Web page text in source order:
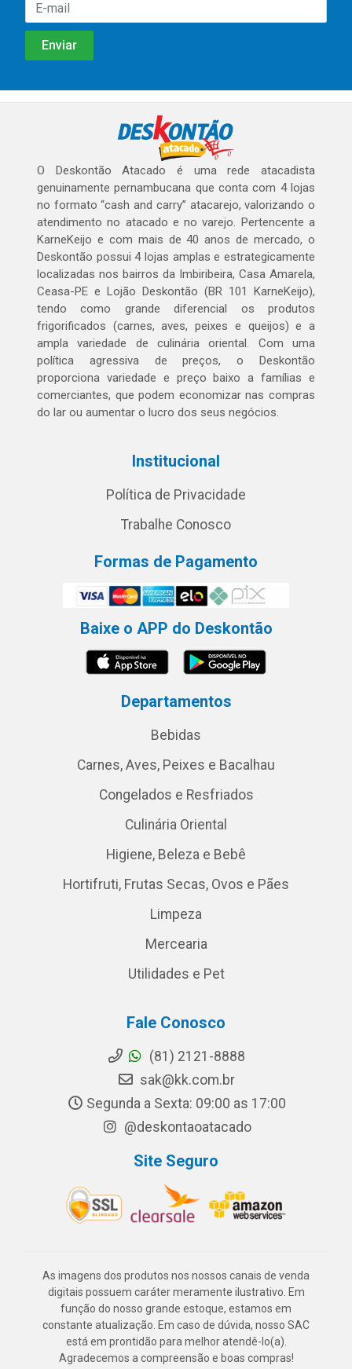
O Deskontão Atacado é uma rede atacadista
genuinamente pernambucana que conta com 4 lojas
no formato “cash and carry” atacarejo, valorizando o
atendimento no atacado e no varejo. Pertencente a
KarneKeijo e com mais de 40 anos de mercado, o
Deskontão possui 4 lojas amplas e estrategicamente
localizadas nos bairros da Imbiribeira, Casa Amarela,
Ceasa-PE e Lojão Deskontão (BR 101 KarneKeijo),
tendo como grande diferencial os produtos
frigorificados (carnes, aves, peixes e queijos) e a
ampla variedade de culinária oriental. Com uma
política agressiva de preços, o Deskontão
proporciona variedade e preço baixo a famílias e
comerciantes, que podem economizar nas compras
do lar ou aumentar o lucro dos seus negócios.
Institucional
Política de Privacidade
Trabalhe Conosco
Formas de Pagamento
Baixe o APP do Deskontão
Departamentos
Bebidas
Carnes, Aves, Peixes e Bacalhau
Congelados e Resfriados
Culinária Oriental
Higiene, Beleza e Bebê
Hortifruti, Frutas Secas, Ovos e Pães
Limpeza
Mercearia
Utilidades e Pet
Fale Conosco
(81) 2121-8888
sak@kk.com.br
Segunda a Sexta: 09:00 as 17:00
@deskontaoatacado
Site Seguro
As imagens dos produtos nos nossos canais de venda
digitais possuem caráter meramente ilustrativo. Em
função do nosso grande estoque, estamos em
constante atualização. Em caso de dúvida, nosso SAC
está em prontidão para melhor atendê-lo(a).
Agradecemos a compreensão e boas compras!